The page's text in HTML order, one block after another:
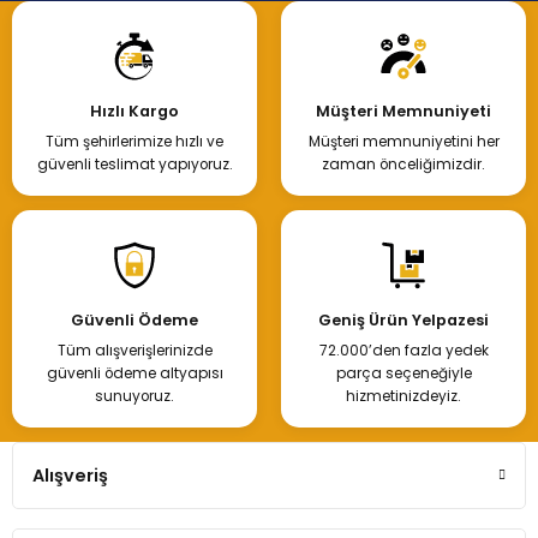
Hızlı Kargo
Tüm şehirlerimize hızlı ve
güvenli teslimat yapıyoruz.
Müşteri Memnuniyeti
Müşteri memnuniyetini her
zaman önceliğimizdir.
Güvenli Ödeme
Tüm alışverişlerinizde
güvenli ödeme altyapısı
sunuyoruz.
Geniş Ürün Yelpazesi
72.000’den fazla yedek
parça seçeneğiyle
hizmetinizdeyiz.
Alışveriş